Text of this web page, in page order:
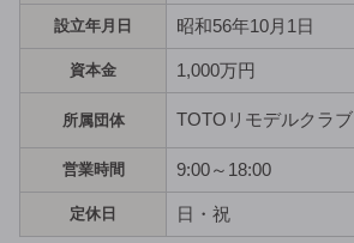
設立年月日 昭和56年10月1日
資本金 1,000万円
所属団体 TOTOリモデルクラブ
営業時間 9:00～18:00
定休日 日・祝